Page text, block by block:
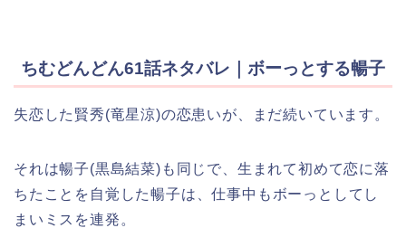
ちむどんどん61話ネタバレ｜ボーっとする暢子
失恋した賢秀(竜星涼)の恋患いが、まだ続いています。
それは暢子(黒島結菜)も同じで、生まれて初めて恋に落
ちたことを自覚した暢子は、仕事中もボーっとしてし
まいミスを連発。